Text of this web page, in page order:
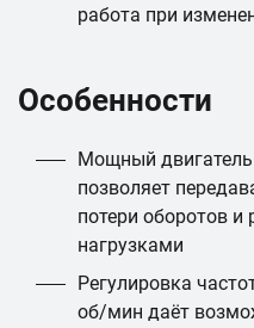
работа при
Особенности
Мощный
позволяет
потери оборотов и
нагрузками
Регулировка
об/мин даёт